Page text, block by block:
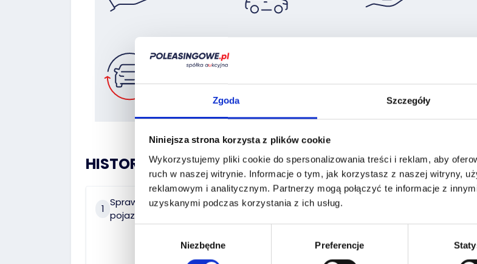
Zgoda Szczegóły
Niniejsza strona korzysta z plików cookie
Wykorzystujemy pliki cookie do spersonalizowania treści i reklam, aby
ruch w naszej witrynie. Informacje o tym, jak korzystasz z naszej witryny,
reklamowym i analitycznym. Partnerzy mogą połączyć te informacje z
uzyskanymi podczas korzystania z ich usług.
Niezbędne Preferencje
Zostaw auto
w rozliczeniu
transport
HISTORIA POJAZDU:
1
Sprawdź historię
pojazdu
2 Na stronie historiapojazdu.gov.pl wpisz dane:
Nr VIN: